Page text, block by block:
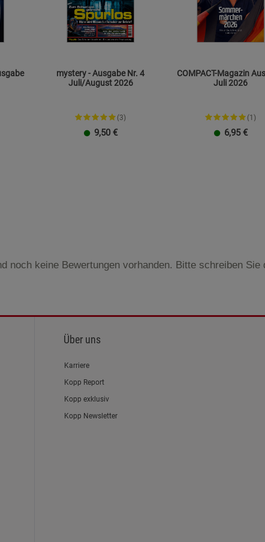
mystery - Ausgabe Nr. 4
Juli/August 2026
(3)
9,50 €
COMPACT-Magazin
Juli 2026
(1)
6,95 €
noch keine Bewertungen vorhanden. Bitte schreiben Sie
Über uns
Karriere
Kopp Report
Kopp exklusiv
Kopp Newsletter